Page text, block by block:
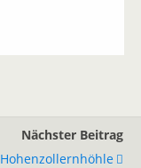
Nächster Beitrag
Hohenzollernhöhle